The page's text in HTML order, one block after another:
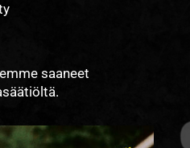
saaneet